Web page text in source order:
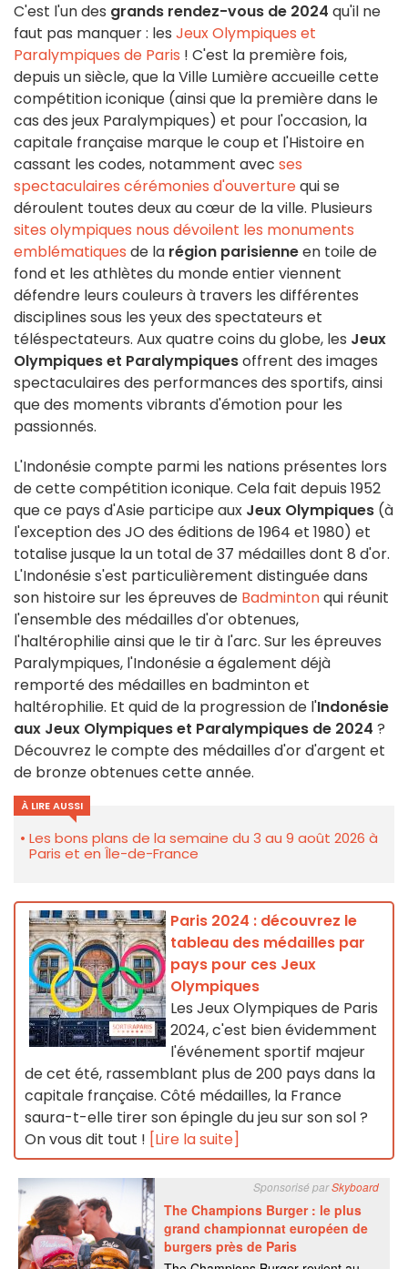
C'est l'un des grands rendez-vous de 2024 qu'il ne
faut pas manquer : les Jeux Olympiques et
Paralympiques de Paris ! C'est la première fois,
depuis un siècle, que la Ville Lumière accueille cette
compétition iconique (ainsi que la première dans le
cas des jeux Paralympiques) et pour l'occasion, la
capitale française marque le coup et l'Histoire en
cassant les codes, notamment avec ses
spectaculaires cérémonies d'ouverturequi se
déroulent toutes deux au cœur de la ville. Plusieurs
sites olympiques nous dévoilent les monuments
emblématiques de la région parisienneen toile de
fond et les athlètes du monde entier viennent
défendre leurs couleurs à travers les différentes
disciplines sous les yeux des spectateurs et
téléspectateurs. Aux quatre coins du globe, les Jeux
Olympiques et Paralympiquesoffrent des images
spectaculaires des performances des sportifs, ainsi
que des moments vibrants d'émotion pour les
passionnés.
L'Indonésie compte parmi les nations présentes lors
de cette compétition iconique. Cela fait depuis 1952
que ce pays d'Asie participe aux Jeux Olympiques (à
l'exception des JO des éditions de 1964 et 1980) et
totalise jusque la un total de 37 médailles dont 8 d'or.
L'Indonésie s'est particulièrement distinguée dans
son histoire sur les épreuves de Badmintonqui réunit
l'ensemble des médailles d'or obtenues,
l'haltérophilie ainsi que le tir à l'arc. Sur les épreuves
Paralympiques, l'Indonésie a également déjà
remporté des médailles en badminton et
haltérophilie. Et quid de la progression de l'Indonésie
aux Jeux Olympiques et Paralympiques de 2024 ?
Découvrez le compte des médailles d'or d'argent et
de bronze obtenues cette année.
À LIRE AUSSI
Les bons plans de la semaine du 3 au 9 août 2026 à
Paris et en Île-de-France
Paris 2024 : découvrez le
tableau des médailles par
pays pour ces Jeux
Olympiques
Les Jeux Olympiques de Paris
2024, c'est bien évidemment
l'événement sportif majeur
de cet été, rassemblant plus de 200 pays dans la
capitale française. Côté médailles, la France
saura-t-elle tirer son épingle du jeu sur son sol ?
On vous dit tout ! [Lire la suite]